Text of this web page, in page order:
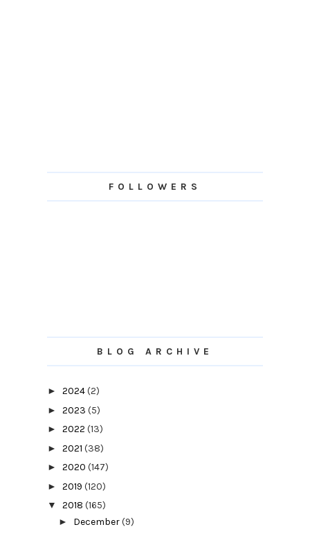
FOLLOWERS
BLOG ARCHIVE
► 2024(2)
► 2023 (5)
► 2022 (13)
► 2021 (38)
► 2020 (147)
► 2019 (120)
▼ 2018 (165)
► December(9)